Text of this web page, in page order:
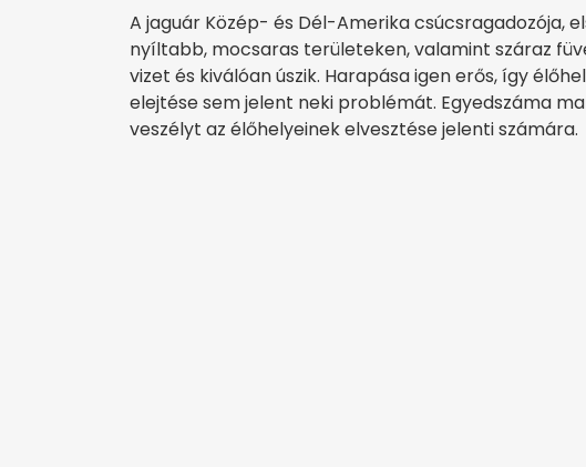
A jaguár Közép- és Dél-Amerika csúcsragadozója,
nyíltabb, mocsaras területeken, valamint száraz
vizet és kiválóan úszik. Harapása igen erős, így
elejtése sem jelent neki problémát. Egyedszáma
veszélyt az élőhelyeinek elvesztése jelenti számára.